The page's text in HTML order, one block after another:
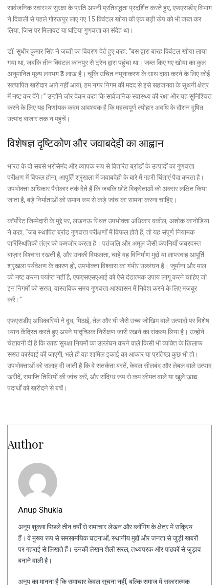
सार्वजनिक स्वास्थ्य सुरक्षा के प्रति अपनी प्रतिबद्धता प्रदर्शित करते हुए, एफएसडीए विभाग
ने दिवाली से पहले गोरखपुर लाए गए 15 क्विंटल खोया की एक बड़ी खेप को भी जब्त कर
लिया, जिस पर मिलावट या घटिया गुणवत्ता का संदेह था।
डॉ. सुधीर कुमार सिंह ने जब्ती का विवरण देते हुए कहा: “बस द्वारा बारह क्विंटल खोया लाया
गया था, जबकि तीन क्विंटल कानपुर से ट्रेन द्वारा पहुंचा था। जब्त किए गए खोया का कुल
अनुमानित मूल्य लगभग ₹3 लाख है। चूंकि उचित नमूनाकरण के साथ दावा करने के लिए कोई
सत्यापित खरीदार आगे नहीं आया, हम नगर निगम की मदद से इसे सहजनवा के सुथनी क्षेत्र
में नष्ट कर देंगे।” उन्होंने जोर देकर कहा कि सार्वजनिक स्वास्थ्य की रक्षा और यह सुनिश्चित
करने के लिए यह निर्णायक कदम आवश्यक है कि महत्वपूर्ण त्योहार अवधि के दौरान दूषित
उत्पाद बाजार तक न पहुंचें।
विशेषज्ञ दृष्टिकोण और जवाबदेही का आह्वान
भारत के दो सबसे भरोसेमंद और व्यापक रूप से वितरित ब्रांडों के उत्पादों का गुणवत्ता
परीक्षण में विफल होना, आपूर्ति श्रृंखला में जवाबदेही के बारे में गहरी चिंताएं पैदा करता है।
उपभोक्ता अधिकार पैरोकार तर्क देते हैं कि जबकि छोटे विक्रेताओं को अक्सर लक्षित किया
जाता है, बड़े निर्माताओं को समान रूप से कड़े जांच का सामना करना चाहिए।
कॉर्पोरेट जिम्मेदारी के मुद्दे पर, लखनऊ स्थित उपभोक्ता अधिकार वकील, अशोक कानोडिया
ने कहा, “जब स्थापित ब्रांड गुणवत्ता परीक्षणों में विफल होते हैं, तो यह संपूर्ण नियामक
पारिस्थितिकी तंत्र को कमजोर करता है। पतंजलि और अमूल जैसी कंपनियाँ जबरदस्त
बाज़ार विश्वास रखती हैं, और उनकी विफलता, चाहे वह विनिर्माण मुद्दों या लापरवाह आपूर्ति
श्रृंखला पर्यवेक्षण के कारण हो, उपभोक्ता विश्वास का गंभीर उल्लंघन है। जुर्माना और माल
को नष्ट करना पर्याप्त नहीं है; एफएसएसएआई को ऐसे दंडात्मक उपाय लागू करने चाहिए जो
इन निगमों को सख्त, वास्तविक समय गुणवत्ता आश्वासन में निवेश करने के लिए मजबूर
करें।”
एफएसडीए अधिकारियों ने दूध, मिठाई, तेल और घी जैसे उच्च जोखिम वाले उत्पादों पर विशेष
ध्यान केंद्रित करते हुए अपने यादृच्छिक निरीक्षण जारी रखने का संकल्प लिया है। उन्होंने
चेतावनी दी है कि खाद्य सुरक्षा नियमों का उल्लंघन करने वाले किसी भी व्यक्ति के खिलाफ
सख्त कार्रवाई की जाएगी, भले ही वह शामिल इकाई का आकार या प्रतिष्ठा कुछ भी हो।
उपभोक्ताओं को सलाह दी जाती है कि वे सतर्कता बरतें, केवल सीलबंद और लेबल वाले उत्पाद
खरीदें, समाप्ति तिथियों की जांच करें, और संदिग्ध रूप से कम कीमत वाले या खुले खाद्य
पदार्थों को खरीदने से बचें।
Author
Anup Shukla
अनूप शुक्ला पिछले तीन वर्षों से समाचार लेखन और ब्लॉगिंग के क्षेत्र में सक्रिय
हैं। वे मुख्य रूप से समसामयिक घटनाओं, स्थानीय मुद्दों और जनता से जुड़ी खबरों
पर गहराई से लिखते हैं। उनकी लेखन शैली सरल, तथ्यपरक और पाठकों से जुड़ाव
बनाने वाली है।
अनूप का मानना है कि समाचार केवल सूचना नहीं, बल्कि समाज में सकारात्मक